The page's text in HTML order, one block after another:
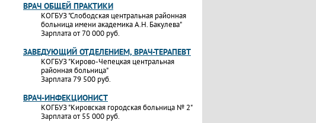
ВРАЧ ОБЩЕЙ ПРАКТИКИ
КОГБУЗ "Слободская центральная районная
больница имени академика А.Н. Бакулева"
Зарплата от 70 000 руб.
ЗАВЕДУЮЩИЙ ОТДЕЛЕНИЕМ, ВРАЧ-ТЕРАПЕВТ
КОГБУЗ "Кирово-Чепецкая центральная
районная больница"
Зарплата 79 500 руб.
ВРАЧ-ИНФЕКЦИОНИСТ
КОГБУЗ "Кировская городская больница № 2"
Зарплата от 55 000 руб.